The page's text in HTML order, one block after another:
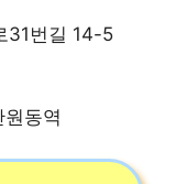
31번길 14-5
동역